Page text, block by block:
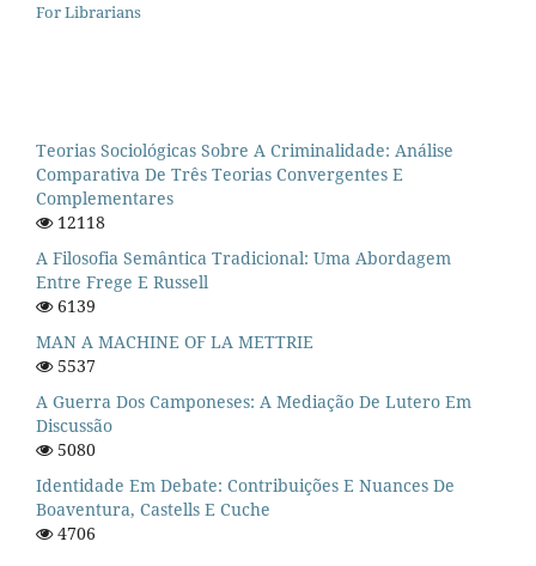
For Librarians
Teorias Sociológicas Sobre A Criminalidade: Análise
Comparativa De Três Teorias Convergentes E
Complementares
12118
A Filosofia Semântica Tradicional: Uma Abordagem
Entre Frege E Russell
6139
MAN A MACHINE OF LA METTRIE
5537
A Guerra Dos Camponeses: A Mediação De Lutero Em
Discussão
5080
Identidade Em Debate: Contribuições E Nuances De
Boaventura, Castells E Cuche
4706